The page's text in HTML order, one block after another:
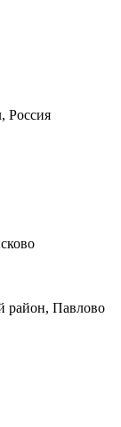
Россия
район, Павлово